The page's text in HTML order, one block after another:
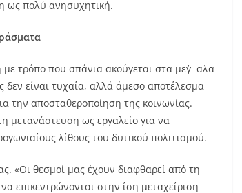
ως πολύ ανησυχητική.
τρόπο που σπάνια ακούγεται στα μεγ΄αλα
είναι τυχαία, αλλά άμεσο αποτέλεσμα
την αποσταθεροποίηση της κοινωνίας.
μετανάστευση ως εργαλείο για να
λίθους του δυτικού πολιτισμού.
«Οι θεσμοί μας έχουν διαφθαρεί από τη
επικεντρώνονται στην ίση μεταχείριση